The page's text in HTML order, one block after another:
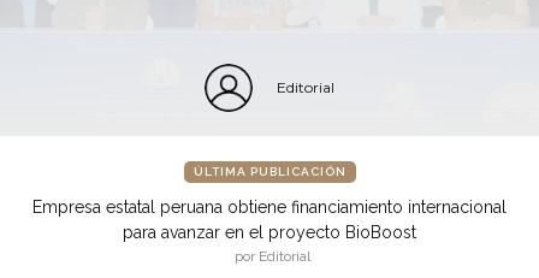
Editorial
ÚLTIMA PUBLICACIÓN
Empresa estatal peruana obtiene financiamiento internacional
para avanzar en el proyecto BioBoost
por Editorial